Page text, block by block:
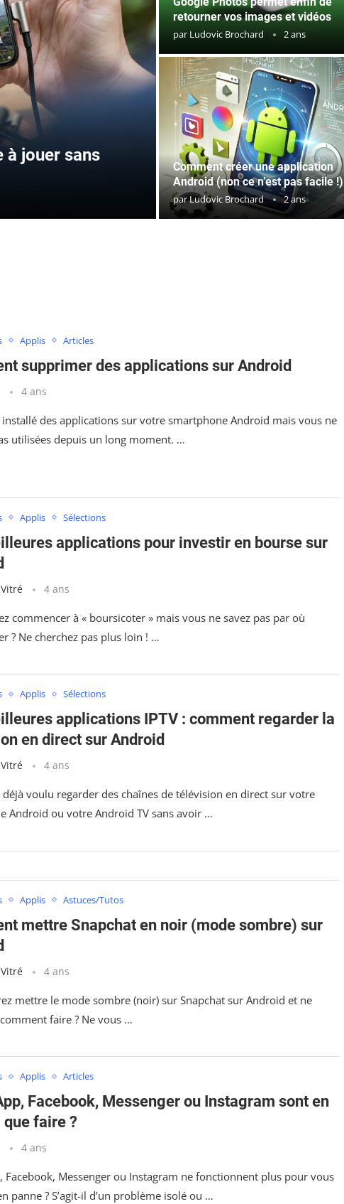
à jouer sans
retourner vos images et vidéos
par Ludovic Brochard 2 ans
Comment créer une application
Android (non ce n’est pas facile !)
parLudovic Brochard 2 ans
Applis Articles
supprimer des applications sur Android
4 ans
installé des applications sur votre smartphone Android mais vous ne
utilisées depuis un long moment. …
Applis Sélections
applications pour investir en bourse sur
4 ans
commencer à « boursicoter » mais vous ne savez pas par où
? Ne cherchez pas plus loin ! …
Applis Sélections
applications IPTV : comment regarder la
en direct sur Android
4 ans
déjà voulu regarder des chaînes de télévision en direct sur votre
Android ou votre Android TV sans avoir …
Applis Astuces/Tutos
mettre Snapchat en noir (mode sombre) sur
4 ans
mettre le mode sombre (noir) sur Snapchat sur Android et ne
faire ? Ne vous …
Applis Articles
Facebook, Messenger ou Instagram sont en
que faire ?
4 ans
Facebook, Messenger ou Instagram ne fonctionnent plus pour vous
panne ? S’agit-il d’un problème isolé ou …